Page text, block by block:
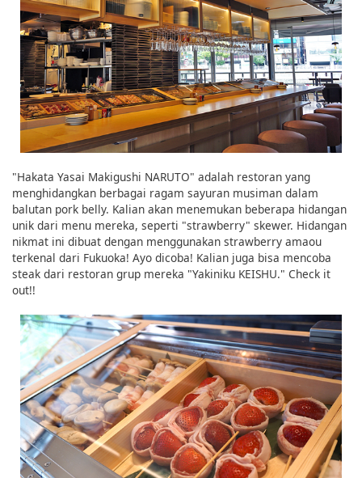
"Hakata Yasai Makigushi NARUTO" adalah restoran yang
menghidangkan berbagai ragam sayuran musiman dalam
balutan pork belly. Kalian akan menemukan beberapa hidangan
unik dari menu mereka, seperti "strawberry" skewer. Hidangan
nikmat ini dibuat dengan menggunakan strawberry amaou
terkenal dari Fukuoka! Ayo dicoba! Kalian juga bisa mencoba
steak dari restoran grup mereka "Yakiniku KEISHU." Check it
out!!